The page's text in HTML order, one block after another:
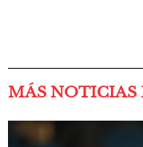
MÁS NOTICIAS